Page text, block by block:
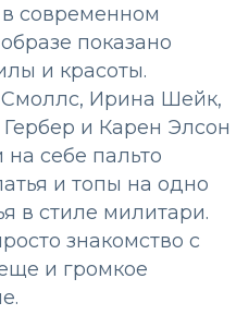
современном
показано
и красоты.
Ирина Шейк,
и Карен Элсон
себе пальто
и топы на одно
в стиле милитари.
знакомство с
и громкое